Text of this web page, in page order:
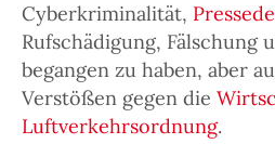
Cyberkriminalität,
Rufschädigung, Fälschung
begangen zu haben, aber
Verstößen gegen die
Luftverkehrsordnung.